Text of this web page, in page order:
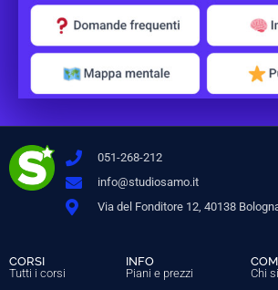
051-268-212
info@studiosamo.it
Via del Fonditore 12, 40138
CORSI
Tutti i corsi
INFO
Piani e prezzi
Chi